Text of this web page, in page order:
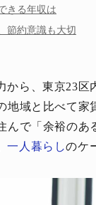
きる年収は
節約意識も大切
から、東京23
地域と比べて
んで「余裕の
一人暮らしのケ